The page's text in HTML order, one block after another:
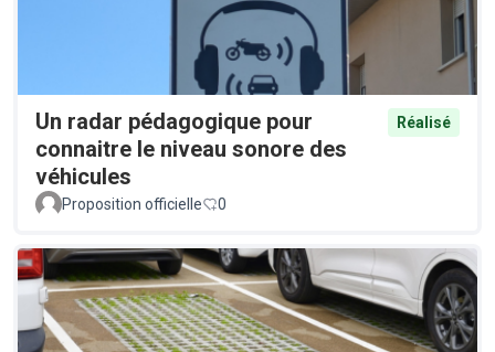
Un radar pédagogique pour
connaitre le niveau sonore des
véhicules
Réalisé
Proposition officielle 0